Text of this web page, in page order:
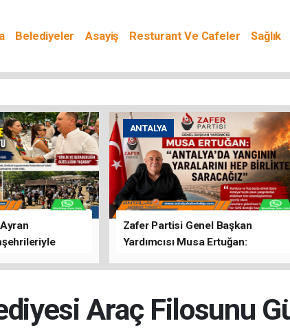
Belediyeler Asayiş Resturant Ve Cafeler Sağlık
ANTALYA
Zafer Partisi Genel Başkan
Yardımcısı Musa Ertuğan:
Araç Filosunu